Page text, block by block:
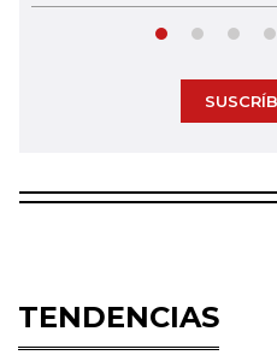
TENDENCIAS